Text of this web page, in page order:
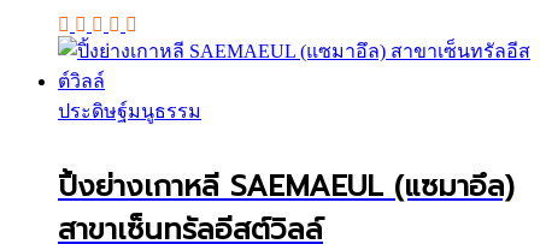
ประดิษฐ์มนูธรรม
ปิ้งย่างเกาหลี SAEMAEUL (แซมาอึล)
สาขาเซ็นทรัลอีสต์วิลล์